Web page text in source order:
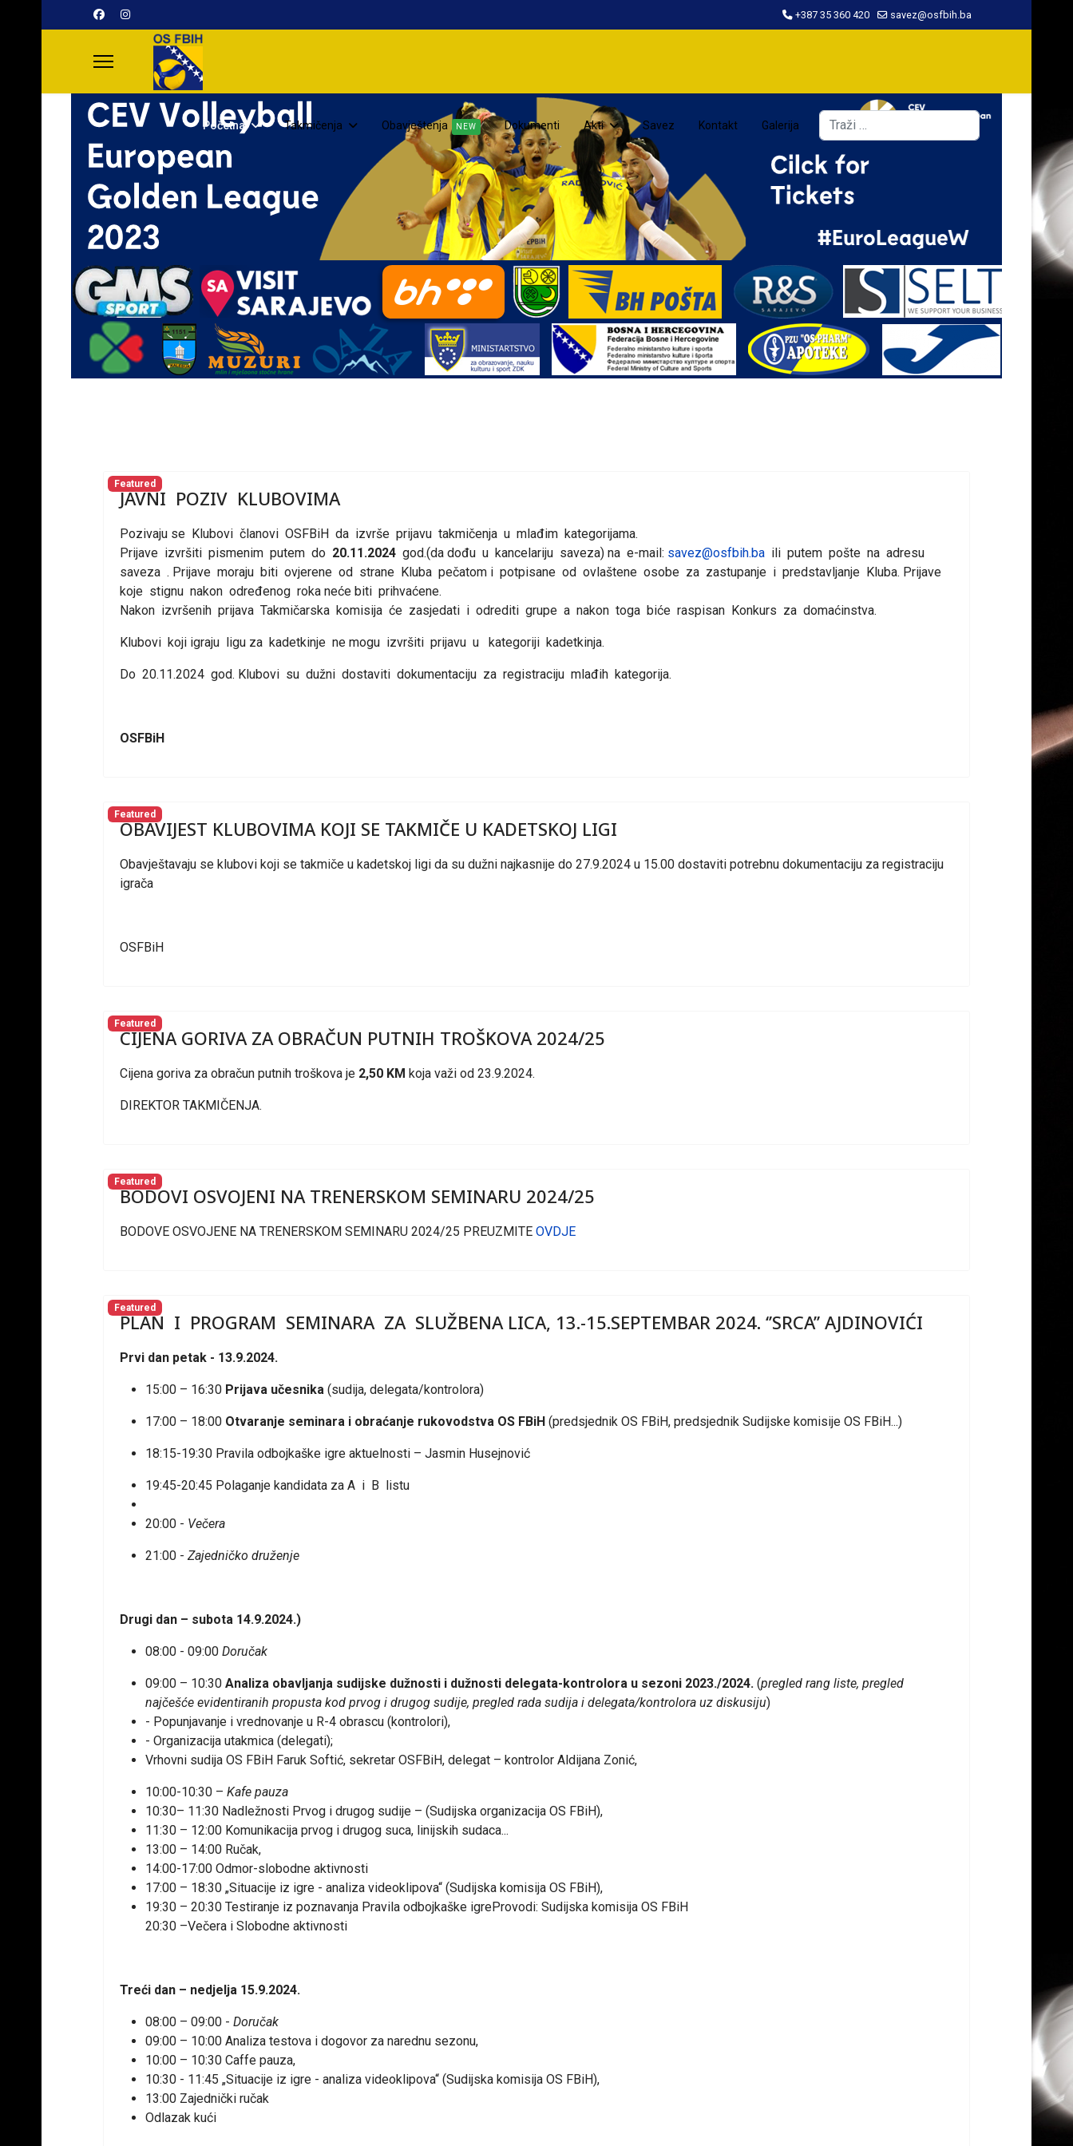
+387 35 360 420 savez@osfbih.ba
Početna Takmičenja Obavještenja NEW Dokumenti Akti Savez Kontakt Galerija Traži
Featured
JAVNI POZIV KLUBOVIMA
Pozivaju se Klubovi članovi OSFBiH da izvrše prijavu takmičenja u mlađim kategorijama.
Prijave izvršiti pismenim putem do 20.11.2024 god.(da dođu u kancelariju saveza) na e-mail: savez@osfbih.ba ili putem pošte na adresu
saveza . Prijave moraju biti ovjerene od strane Kluba pečatom i potpisane od ovlaštene osobe za zastupanje i predstavljanje Kluba. Prijave
koje stignu nakon određenog roka neće biti prihvaćene.
Nakon izvršenih prijava Takmičarska komisija će zasjedati i odrediti grupe a nakon toga biće raspisan Konkurs za domaćinstva.
Klubovi koji igraju ligu za kadetkinje ne mogu izvršiti prijavu u kategoriji kadetkinja.
Do 20.11.2024 god. Klubovi su dužni dostaviti dokumentaciju za registraciju mlađih kategorija.
OSFBiH
Featured
OBAVIJEST KLUBOVIMA KOJI SE TAKMIČE U KADETSKOJ LIGI
Obavještavaju se klubovi koji se takmiče u kadetskoj ligi da su dužni najkasnije do 27.9.2024 u 15.00 dostaviti potrebnu dokumentaciju za registraciju
igrača
OSFBiH
Featured
CIJENA GORIVA ZA OBRAČUN PUTNIH TROŠKOVA 2024/25
Cijena goriva za obračun putnih troškova je 2,50 KM koja važi od 23.9.2024.
DIREKTOR TAKMIČENJA.
Featured
BODOVI OSVOJENI NA TRENERSKOM SEMINARU 2024/25
BODOVE OSVOJENE NA TRENERSKOM SEMINARU 2024/25 PREUZMITE OVDJE
Featured
PLAN I PROGRAM SEMINARA ZA SLUŽBENA LICA, 13.-15.SEPTEMBAR 2024. ‘’SRCA’’ AJDINOVIĆI
Prvi dan petak - 13.9.2024.
15:00 – 16:30 Prijava učesnika (sudija, delegata/kontrolora)
17:00 – 18:00 Otvaranje seminara i obraćanje rukovodstva OS FBiH (predsjednik OS FBiH, predsjednik Sudijske komisije OS FBiH...)
18:15-19:30 Pravila odbojkaške igre aktuelnosti – Jasmin Husejnović
19:45-20:45 Polaganje kandidata za A i B listu
20:00 - Večera
21:00 - Zajedničko druženje
Drugi dan – subota 14.9.2024.)
08:00 - 09:00 Doručak
09:00 – 10:30 Analiza obavljanja sudijske dužnosti i dužnosti delegata-kontrolora u sezoni 2023./2024. (pregled rang liste, pregled
najčešće evidentiranih propusta kod prvog i drugog sudije, pregled rada sudija i delegata/kontrolora uz diskusiju)
- Popunjavanje i vrednovanje u R-4 obrascu (kontrolori),
- Organizacija utakmica (delegati);
Vrhovni sudija OS FBiH Faruk Softić, sekretar OSFBiH, delegat – kontrolor Aldijana Zonić,
10:00-10:30 – Kafe pauza
10:30– 11:30 Nadležnosti Prvog i drugog sudije – (Sudijska organizacija OS FBiH),
11:30 – 12:00 Komunikacija prvog i drugog suca, linijskih sudaca...
13:00 – 14:00 Ručak,
14:00-17:00 Odmor-slobodne aktivnosti
17:00 – 18:30 „Situacije iz igre - analiza videoklipova“ (Sudijska komisija OS FBiH),
19:30 – 20:30 Testiranje iz poznavanja Pravila odbojkaške igreProvodi: Sudijska komisija OS FBiH
20:30 –Večera i Slobodne aktivnosti
Treći dan – nedjelja 15.9.2024.
08:00 – 09:00 - Doručak
09:00 – 10:00 Analiza testova i dogovor za narednu sezonu,
10:00 – 10:30 Caffe pauza,
10:30 - 11:45 „Situacije iz igre - analiza videoklipova“ (Sudijska komisija OS FBiH),
13:00 Zajednički ručak
Odlazak kući